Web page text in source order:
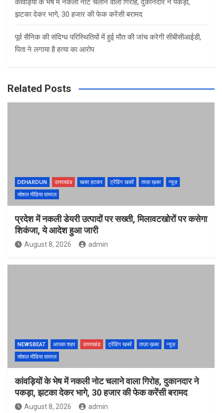
कांवड़ियों के भेष में नकली नोट चलाने वाला गिरोह, दुकानदार ने पकड़ा,
झटका देकर भागे, 30 हजार की फेक करेंसी बरामद
पूर्व सैनिक की संदिग्ध परिस्थितियों में हुई मौत की जांच करेगी सीबीसीआईडी,
पिता ने लगाया है हत्या का आरोप
Related Posts
DEHARDUN उत्तराखंड खबर हटकर ट्रेंडिंग खबरें ताज़ा ख़बर
न्यूज़
सोशल मीडिया वायरल
प्रदेश में नकली डेयरी उत्पादों पर सख्ती, मिलावटखोरों पर कसेगा
शिकंजा, ये आदेश हुआ जारी
August 8, 2026 admin
NEWSBEAT आपका शहर उत्तराखंड ट्रेंडिंग खबरें ताज़ा ख़बर
न्यूज़
सोशल मीडिया वायरल
कांवड़ियों के भेष में नकली नोट चलाने वाला गिरोह, दुकानदार ने
पकड़ा, झटका देकर भागे, 30 हजार की फेक करेंसी बरामद
August 8, 2026 admin